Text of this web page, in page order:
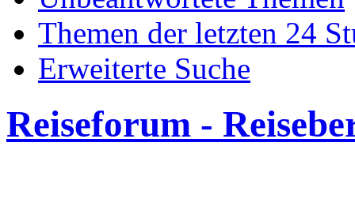
Themen der letzten 24
Erweiterte Suche
Reiseforum -